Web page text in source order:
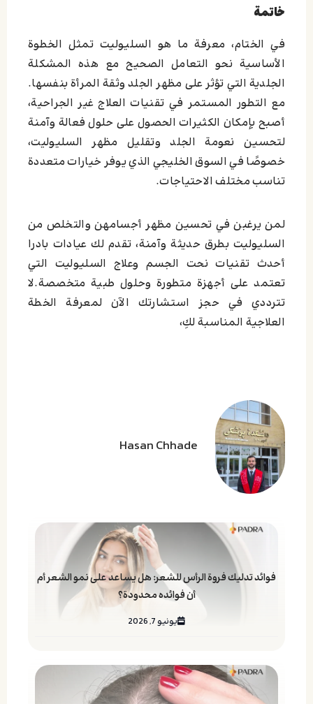
فوائد تدليك فروة الرأس للشعر: هل يساعد على نمو الشعر أم
أن فوائده محدودة؟
يونيو 7, 2026
خاتمة
في الختام، معرفة ما هو السليوليت تمثل الخطوة
الأساسية نحو التعامل الصحيح مع هذه المشكلة
الجلدية التي تؤثر على مظهر الجلد وثقة المرأة بنفسها.
مع التطور المستمر في تقنيات العلاج غير الجراحية،
أصبح بإمكان الكثيرات الحصول على حلول فعالة وآمنة
لتحسين نعومة الجلد وتقليل مظهر السليوليت،
خصوصًا في السوق الخليجي الذي يوفر خيارات متعددة
تناسب مختلف الاحتياجات.
لمن يرغبن في تحسين مظهر أجسامهن والتخلص من
السليوليت بطرق حديثة وآمنة، تقدم لك عيادات بادرا
أحدث تقنيات نحت الجسم وعلاج السليوليت التي
تعتمد على أجهزة متطورة وحلول طبية متخصصة.لا
تترددي في حجز استشارتك الآن لمعرفة الخطة
العلاجية المناسبة لكِ،
Hasan Chhade